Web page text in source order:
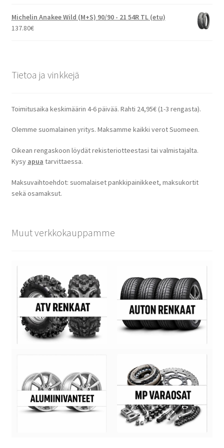
Michelin Anakee Wild (M+S) 90/90 - 21 54R TL (etu)
137.80€
Tietoa ja vinkkejä
Toimitusaika keskimäärin 4-6 päivää. Rahti 24,95€ (1-3 rengasta).
Olemme suomalainen yritys. Maksamme kaikki verot Suomeen.
Oikean rengaskoon löydät rekisteriotteestasi tai valmistajalta.
Kysy apua tarvittaessa.
Maksuvaihtoehdot: suomalaiset pankkipainikkeet, maksukortit
sekä osamaksut.
Muut verkkokauppamme